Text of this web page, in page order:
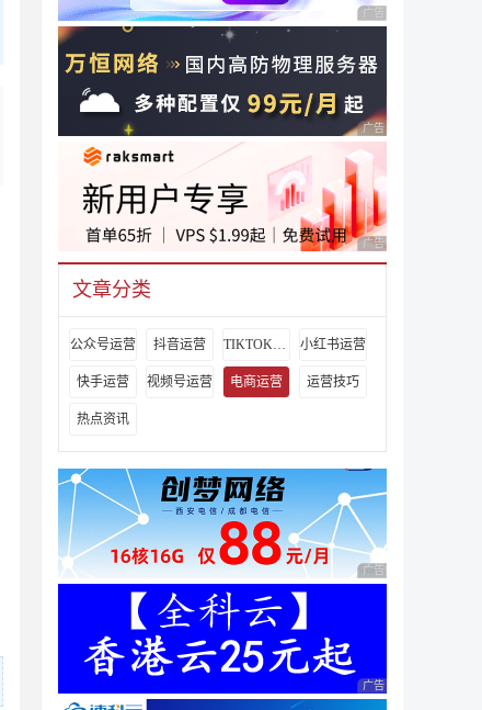
广告 商业广告，理性
广告 商业广告，理性
广告 商业广告，理性
文章分类
公众号运营 抖音运营 TIKTOK运营 小红书运营
快手运营 视频号运营 电商运营 运营技巧
热点资讯
广告 商业广告，理性
广告 商业广告，理性